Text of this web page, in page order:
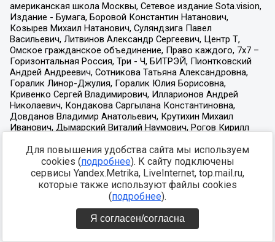
Для повышения удобства сайта мы используем
cookies (подробнее). К сайту подключены
сервисы Yandex.Metrika, LiveInternet, top.mail.ru,
которые также используют файлы cookies
(подробнее).
Я согласен/согласна